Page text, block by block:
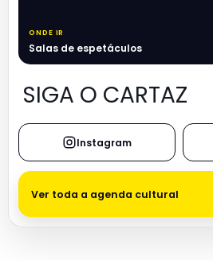
ONDE IR
Salas de espetáculos
SIGA O CARTAZ
Instagram
Ver toda a agenda cultural